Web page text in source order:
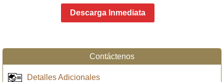
Descarga Inmediata
Contáctenos
Detalles Adicionales